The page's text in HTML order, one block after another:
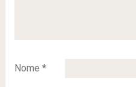
Nome *